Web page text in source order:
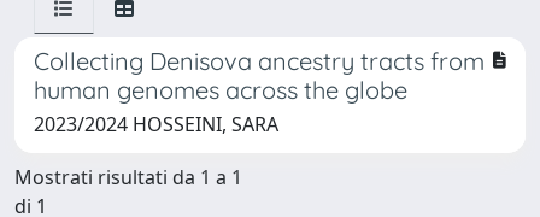
Collecting Denisova ancestry tracts from
human genomes across the globe
2023/2024 HOSSEINI, SARA
Mostrati risultati da 1 a 1
di 1